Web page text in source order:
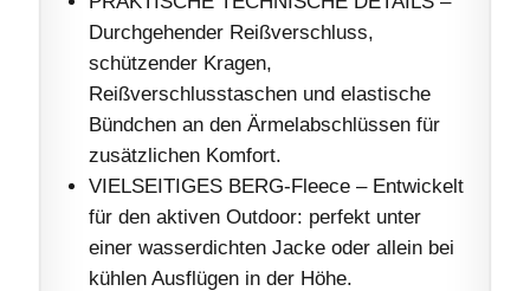
Durchgehender Reißverschluss,
schützender Kragen,
Reißverschlusstaschen und elastische
Bündchen an den Ärmelabschlüssen für
zusätzlichen Komfort.
VIELSEITIGES BERG-Fleece – Entwickelt
für den aktiven Outdoor: perfekt unter
einer wasserdichten Jacke oder allein bei
kühlen Ausflügen in der Höhe.